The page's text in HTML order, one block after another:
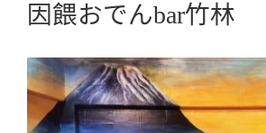
因餵おでんbar竹林